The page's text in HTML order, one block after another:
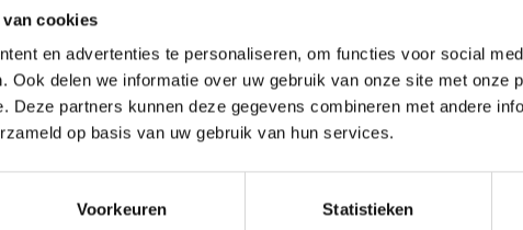
cookies
en advertenties te personaliseren, om functies voor social
Ook delen we informatie over uw gebruik van onze site met onze
Deze partners kunnen deze gegevens combineren met andere
op basis van uw gebruik van hun services.
Voorkeuren Statistieken
de site